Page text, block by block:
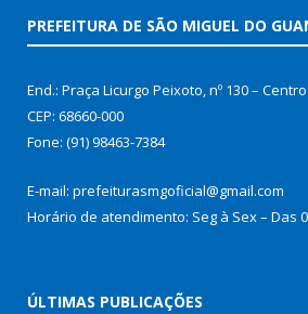
PREFEITURA DE SÃO MIGUEL DO
End.: Praça Licurgo Peixoto, nº 130 – Centro
CEP: 68660-000
Fone: (91) 98463-7384
E-mail: prefeiturasmgoficial@gmail.com
Horário de atendimento: Seg à Sex – Das
ÚLTIMAS PUBLICAÇÕES